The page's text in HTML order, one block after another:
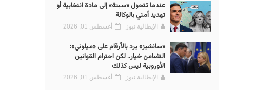
عندما تتحول «سبتة» إلى مادة انتخابية أو
تهديد أمني بالوكالة
الإيطالية نيوز أغسطس 01, 2026
«سانشيز» يرد بالأرقام على «ميلوني»:
التضامن خيار.. لكن احترام القوانين
الأوروبية ليس كذلك
الإيطالية نيوز أغسطس 01, 2026